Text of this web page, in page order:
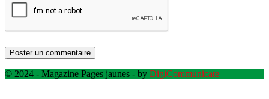
© 2024 - Magazine Pages jaunes - by DigiCommunicate